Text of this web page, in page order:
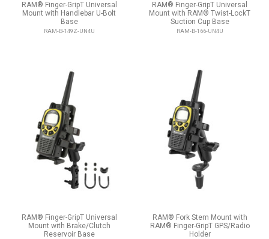
RAM® Finger-GripT Universal
Mount with Handlebar U-Bolt
Base
RAM-B-149Z-UN4U
RAM® Finger-GripT Universal
Mount with RAM® Twist-LockT
Suction Cup Base
RAM-B-166-UN4U
RAM® Finger-GripT Universal
Mount with Brake/Clutch
Reservoir Base
RAM® Fork Stem Mount with
RAM® Finger-GripT GPS/Radio
Holder